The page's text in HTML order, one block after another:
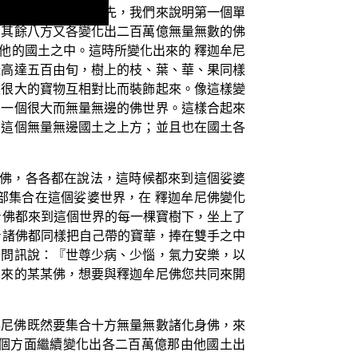
隱含的譬喻。首先，我們來說明第一個單
餘八方又各變化出二百萬億無量無數的佛
的國土之中。這時所變化出來的 釋迦牟尼
達五百由旬，樹上的枝、葉、華、果同樣
大的寶物互相對比而裝飾起來。像這樣變
個很大而無量無邊的佛世界。這樣合起來
個無量無邊國土之上方；並且也在國土各
，各各都在說法，這時候都來到這個娑婆
集合在這個娑婆世界，在 釋迦牟尼佛變化
都來到這個世界的每一棵寶樹下，坐上了
佛都同樣把自己帶的寶華，捧在雙手之中
訊說：『世尊少病、少惱，氣力安樂，以
的某某佛，想要與釋迦牟尼佛您共同來開
佛既然要集合十方無量無數諸化身佛，來
方面繼續變化出各二百萬億那由他國土出